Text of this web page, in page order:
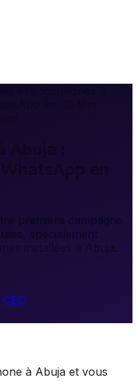
première campagne
spécialement
installées à Abuja.
à Abuja et vous